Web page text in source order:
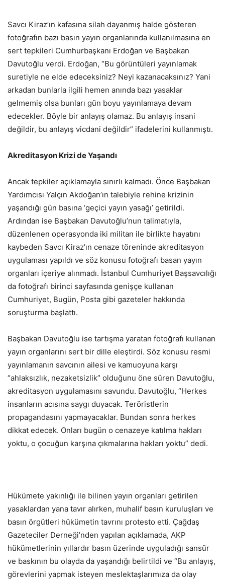
Savcı Kiraz’ın kafasına silah dayanmış halde gösteren
fotoğrafın bazı basın yayın organlarında kullanılmasına en
sert tepkileri Cumhurbaşkanı Erdoğan ve Başbakan
Davutoğlu verdi. Erdoğan, “Bu görüntüleri yayınlamak
suretiyle ne elde edeceksiniz? Neyi kazanacaksınız? Yani
arkadan bunlarla ilgili hemen anında bazı yasaklar
gelmemiş olsa bunları gün boyu yayınlamaya devam
edecekler. Böyle bir anlayış olamaz. Bu anlayış insani
değildir, bu anlayış vicdani değildir” ifadelerini kullanmıştı.
Akreditasyon Krizi de Yaşandı
Ancak tepkiler açıklamayla sınırlı kalmadı. Önce Başbakan
Yardımcısı Yalçın Akdoğan’ın talebiyle rehine krizinin
yaşandığı gün basına ‘geçici yayın yasağı’ getirildi.
Ardından ise Başbakan Davutoğlu’nun talimatıyla,
düzenlenen operasyonda iki militan ile birlikte hayatını
kaybeden Savcı Kiraz’ın cenaze töreninde akreditasyon
uygulaması yapıldı ve söz konusu fotoğrafı basan yayın
organları içeriye alınmadı. İstanbul Cumhuriyet Başsavcılığı
da fotoğrafı birinci sayfasında genişçe kullanan
Cumhuriyet, Bugün, Posta gibi gazeteler hakkında
soruşturma başlattı.
Başbakan Davutoğlu ise tartışma yaratan fotoğrafı kullanan
yayın organlarını sert bir dille eleştirdi. Söz konusu resmi
yayınlamanın savcının ailesi ve kamuoyuna karşı
“ahlaksızlık, nezaketsizlik” olduğunu öne süren Davutoğlu,
akreditasyon uygulamasını savundu. Davutoğlu, “Herkes
insanların acısına saygı duyacak. Teröristlerin
propagandasını yapmayacaklar. Bundan sonra herkes
dikkat edecek. Onları bugün o cenazeye katılma hakları
yoktu, o çocuğun karşına çıkmalarına hakları yoktu” dedi.
Hükümete yakınlığı ile bilinen yayın organları getirilen
yasaklardan yana tavır alırken, muhalif basın kuruluşları ve
basın örgütleri hükümetin tavrını protesto etti. Çağdaş
Gazeteciler Derneği’nden yapılan açıklamada, AKP
hükümetlerinin yıllardır basın üzerinde uyguladığı sansür
ve baskının bu olayda da yaşandığı belirtildi ve “Bu anlayış,
görevlerini yapmak isteyen meslektaşlarımıza da olay